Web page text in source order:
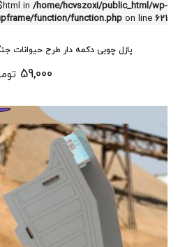
in /home/hcvszoxi/public_html/wp-
function/function.php on line 621
پازل چوبی دکمه دار طرح حیوانات
59,000